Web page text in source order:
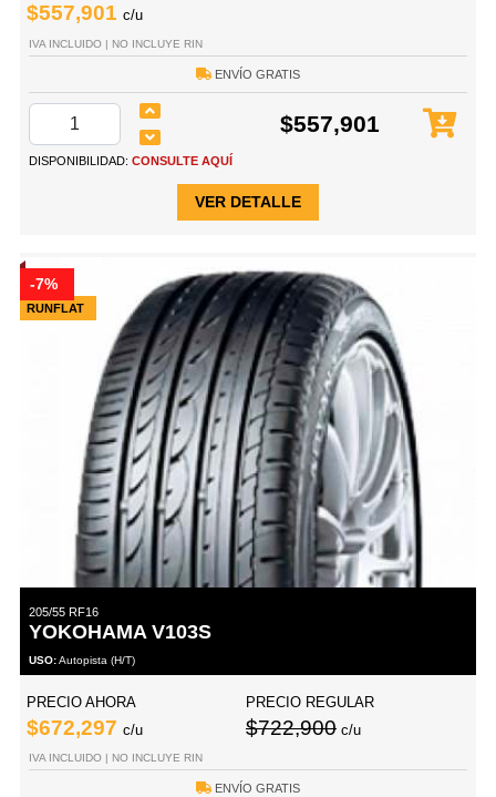
$557,901 c/u
IVA INCLUIDO | NO INCLUYE RIN
ENVÍO GRATIS
$557,901
DISPONIBILIDAD: CONSULTE AQUÍ
VER DETALLE
RUNFLAT
-7%
205/55 RF16
YOKOHAMA V103S
USO:Autopista (H/T)
PRECIO AHORA
$672,297 c/u
PRECIO REGULAR
$722,900 c/u
IVA INCLUIDO | NO INCLUYE RIN
ENVÍO GRATIS